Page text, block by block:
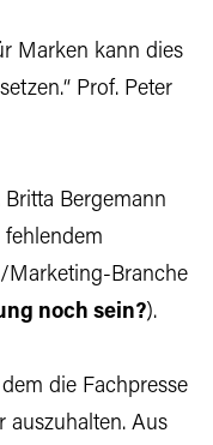
Marken kann dies
Prof. Peter
Bergemann
Marketing-Branche
noch sein?).
die Fachpresse
auszuhalten. Aus